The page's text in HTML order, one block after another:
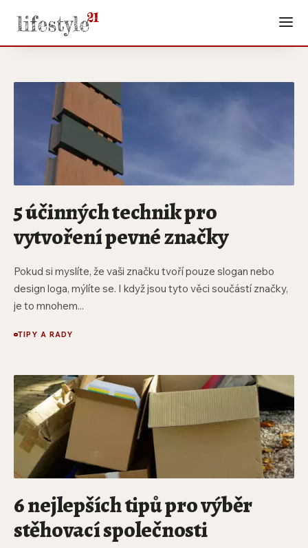
5 účinných technik pro
vytvoření pevné značky
Pokud si myslíte, že vaši značku tvoří pouze slogan nebo
design loga, mýlíte se. I když jsou tyto věci součástí značky,
je to mnohem...
TIPY A RADY
6 nejlepších tipů pro výběr
stěhovací společnosti